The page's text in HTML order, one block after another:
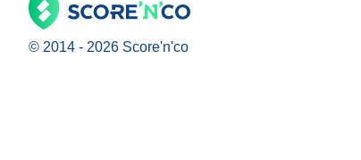
© 2014 - 2026 Score'n'co